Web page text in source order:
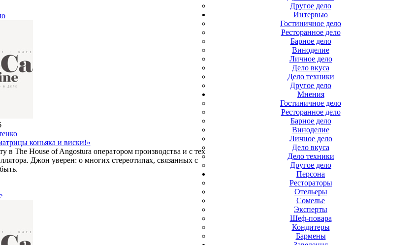
коньяка и виски!»
The House of Angostura оператором производства и с тех
Джон уверен: о многих стереотипах, связанных с
Другое дело
Интервью
Гостиничное дело
Ресторанное дело
Барное дело
Виноделие
Личное дело
Дело вкуса
Дело техники
Другое дело
Мнения
Гостиничное дело
Ресторанное дело
Барное дело
Виноделие
Личное дело
Дело вкуса
Дело техники
Другое дело
Персона
Рестораторы
Отельеры
Сомелье
Эксперты
Шеф-повара
Кондитеры
Бармены